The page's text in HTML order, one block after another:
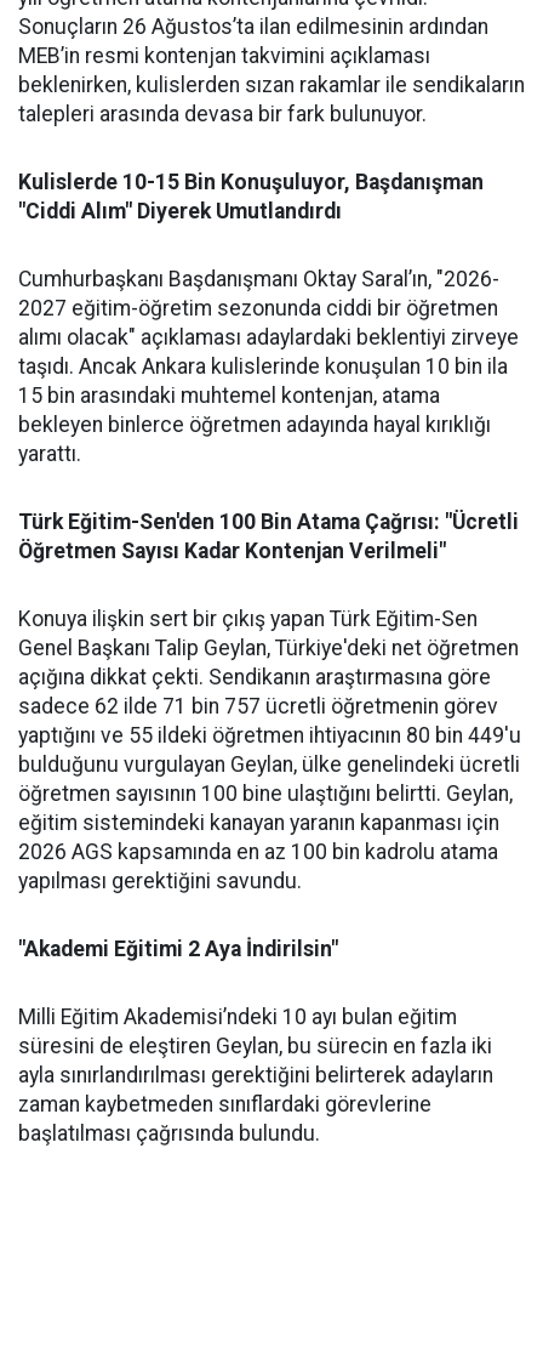
Sonuçların 26 Ağustos’ta ilan edilmesinin ardından
MEB’in resmi kontenjan takvimini açıklaması
beklenirken, kulislerden sızan rakamlar ile sendikaların
talepleri arasında devasa bir fark bulunuyor.
Kulislerde 10-15 Bin Konuşuluyor, Başdanışman
"Ciddi Alım" Diyerek Umutlandırdı
Cumhurbaşkanı Başdanışmanı Oktay Saral’ın, "2026-
2027 eğitim-öğretim sezonunda ciddi bir öğretmen
alımı olacak" açıklaması adaylardaki beklentiyi zirveye
taşıdı. Ancak Ankara kulislerinde konuşulan 10 bin ila
15 bin arasındaki muhtemel kontenjan, atama
bekleyen binlerce öğretmen adayında hayal kırıklığı
yarattı.
Türk Eğitim-Sen'den 100 Bin Atama Çağrısı: "Ücretli
Öğretmen Sayısı Kadar Kontenjan Verilmeli"
Konuya ilişkin sert bir çıkış yapan Türk Eğitim-Sen
Genel Başkanı Talip Geylan, Türkiye'deki net öğretmen
açığına dikkat çekti. Sendikanın araştırmasına göre
sadece 62 ilde 71 bin 757 ücretli öğretmenin görev
yaptığını ve 55 ildeki öğretmen ihtiyacının 80 bin 449'u
bulduğunu vurgulayan Geylan, ülke genelindeki ücretli
öğretmen sayısının 100 bine ulaştığını belirtti. Geylan,
eğitim sistemindeki kanayan yaranın kapanması için
2026 AGS kapsamında en az 100 bin kadrolu atama
yapılması gerektiğini savundu.
"Akademi Eğitimi 2 Aya İndirilsin"
Milli Eğitim Akademisi’ndeki 10 ayı bulan eğitim
süresini de eleştiren Geylan, bu sürecin en fazla iki
ayla sınırlandırılması gerektiğini belirterek adayların
zaman kaybetmeden sınıflardaki görevlerine
başlatılması çağrısında bulundu.